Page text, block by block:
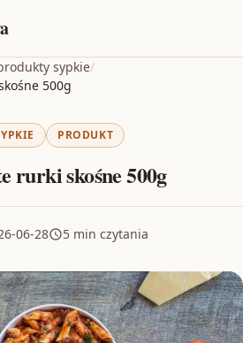
sypkie/
500g
PRODUKT
rurki skośne 500g
06-28 5 min czytania